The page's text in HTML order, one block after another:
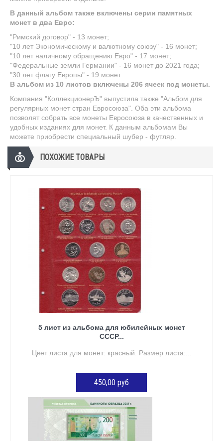
В данный альбом также включены серии памятных
монет в два Евро:
"Римский договор" - 13 монет;
"10 лет Экономическому и валютному союзу" - 16 монет;
"10 лет наличному обращению Евро" - 17 монет;
"Федеральные земли Германии" - 16 монет до 2021 года;
"30 лет флагу Европы" - 19 монет.
В альбом из 10 листов включены 206 ячеек под монеты.
Компания "КоллекционерЪ" выпустила также "Альбом для
регулярных монет стран Евросоюза". Оба эти альбома
позволят собрать все монеты Евросоюза в качественных и
удобных изданиях для монет. К данным альбомам Вы
можете приобрести специальный шубер - футляр.
ПОХОЖИЕ ТОВАРЫ
5 лист из альбома для юбилейных монет
СССР...
Цвет листа для монет: красный. Размер листа:...
450,00 руб
ДОБАВИТЬ В КОРЗИНУ